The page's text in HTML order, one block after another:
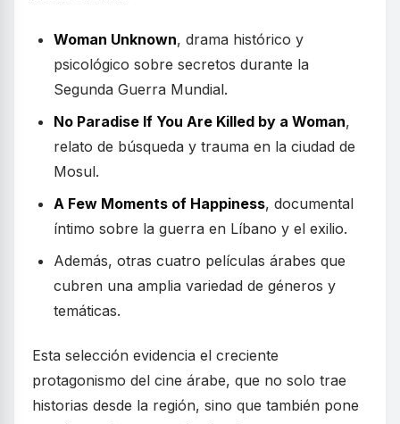
Woman Unknown, drama histórico y
psicológico sobre secretos durante la
Segunda Guerra Mundial.
No Paradise If You Are Killed by a Woman,
relato de búsqueda y trauma en la ciudad de
Mosul.
A Few Moments of Happiness, documental
íntimo sobre la guerra en Líbano y el exilio.
Además, otras cuatro películas árabes que
cubren una amplia variedad de géneros y
temáticas.
Esta selección evidencia el creciente
protagonismo del cine árabe, que no solo trae
historias desde la región, sino que también pone